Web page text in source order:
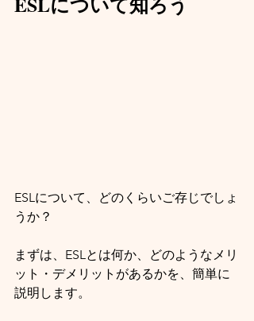
ESLについて、どのくらいご存じでしょ
うか？
まずは、ESLとは何か、どのようなメリ
ット・デメリットがあるかを、簡単に
説明します。